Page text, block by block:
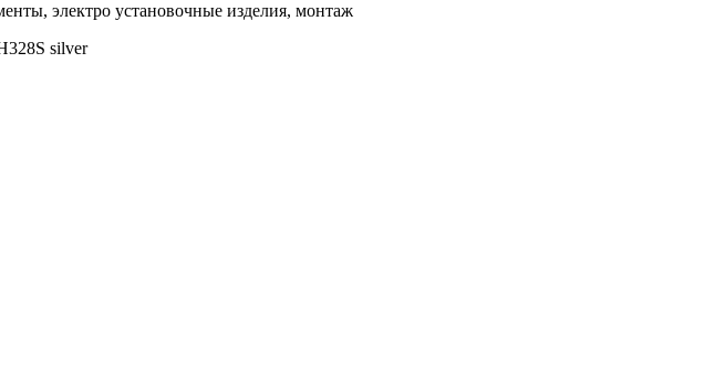
электро установочные изделия, монтаж
silver